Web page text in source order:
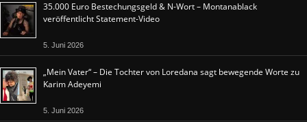
35.000 Euro Bestechungsgeld & N-Wort – Montanablack
veröffentlicht Statement-Video
5. Juni 2026
„Mein Vater“ – Die Tochter von Loredana sagt bewegende Worte zu
Karim Adeyemi
5. Juni 2026